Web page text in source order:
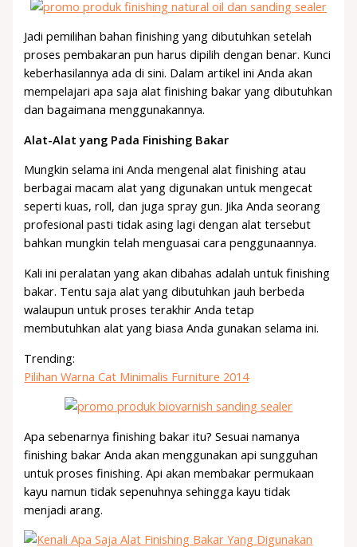
Jadi pemilihan bahan finishing yang dibutuhkan setelah
proses pembakaran pun harus dipilih dengan benar. Kunci
keberhasilannya ada di sini. Dalam artikel ini Anda akan
mempelajari apa saja alat finishing bakar yang dibutuhkan
dan bagaimana menggunakannya.
Alat-Alat yang Pada Finishing Bakar
Mungkin selama ini Anda mengenal alat finishing atau
berbagai macam alat yang digunakan untuk mengecat
seperti kuas, roll, dan juga spray gun. Jika Anda seorang
profesional pasti tidak asing lagi dengan alat tersebut
bahkan mungkin telah menguasai cara penggunaannya.
Kali ini peralatan yang akan dibahas adalah untuk finishing
bakar. Tentu saja alat yang dibutuhkan jauh berbeda
walaupun untuk proses terakhir Anda tetap
membutuhkan alat yang biasa Anda gunakan selama ini.
Trending:
Pilihan Warna Cat Minimalis Furniture 2014
Apa sebenarnya finishing bakar itu? Sesuai namanya
finishing bakar Anda akan menggunakan api sungguhan
untuk proses finishing. Api akan membakar permukaan
kayu namun tidak sepenuhnya sehingga kayu tidak
menjadi arang.